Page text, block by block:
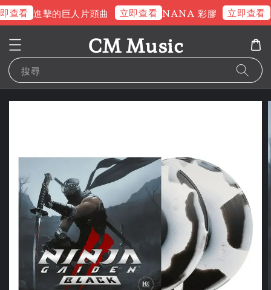
查看 進擊的巨人片頭曲 立即查看 NANA 彩膠 立即查看
CM Music
搜尋